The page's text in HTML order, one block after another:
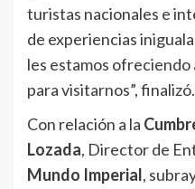
turistas nacionales e
de experiencias
les estamos ofreciendo
para visitarnos”, finalizó.
Con relación a la
Lozada, Director de
Mundo Imperial,